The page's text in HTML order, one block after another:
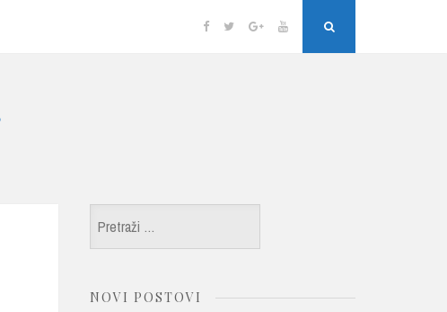
Facebook
Twitter GoogleYouTube
Pretraži:
NOVI POSTOVI